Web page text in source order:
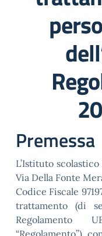
Premessa
L’Istituto
Via Della Fonte
Codice Fiscale
trattamento (di
Regolamento
“Regolamento”),